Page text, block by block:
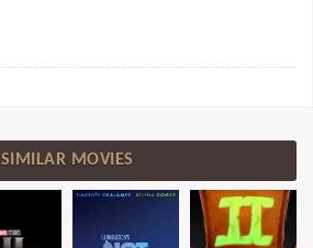
SIMILAR MOVIES